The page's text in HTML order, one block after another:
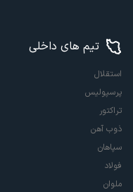
تیم های داخلی
استقلال
پرسپولیس
تراکتور
ذوب آهن
سپاهان
فولاد
ملوان